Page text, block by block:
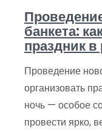
банкета:
праздник в
Проведение
организовать
ночь — особое
провести ярко,